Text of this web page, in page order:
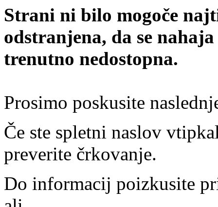
Strani ni bilo mogoče
odstranjena, da se
trenutno nedostopna.
Prosimo poskusite
Če ste spletni naslov
preverite črkovanje.
Do informacij poizkusite